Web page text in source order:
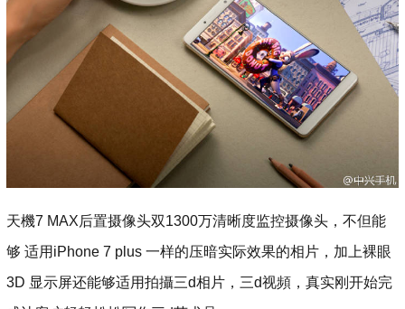
天機7 MAX后置摄像头双1300万清晰度监控摄像头，不但能
够 适用iPhone 7 plus 一样的压暗实际效果的相片，加上裸眼
3D 显示屏还能够适用拍攝三d相片，三d视頻，真实刚开始完